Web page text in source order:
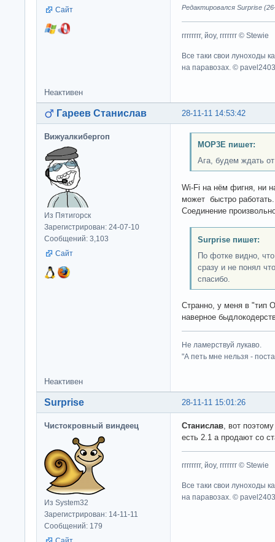
Сайт
Редактировался Surprise
гггггггг, йоу, ггггггг © Stewie
Все таки свои луноходы
на паравозах. © pavel2403
Неактивен
28-11-11 14:53:42
Гареев Станислав
Вижуалкибергоп
Из Пятигорск
Зарегистрирован: 24-07-10
Сообщений: 3,103
Сайт
MOP3E пишет:
Ага, будем ждать
Wi-Fi на нём фигня, ни
может быстро работать.
Соединение
Surprise пишет:
По фотке видно,
сразу и не понял
спасибо.
Странно, у меня в "тип
наверное
Не ламерствуй лукаво.
"А петь мне нельзя -
Неактивен
28-11-11 15:01:26
Surprise
Чистокровный виндеец
Из System32
Зарегистрирован: 14-11-11
Сообщений: 179
Станислав, вот
есть 2.1 а продают со
гггггггг, йоу, ггггггг © Stewie
Все таки свои луноходы
на паравозах. © pavel2403